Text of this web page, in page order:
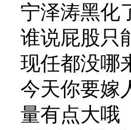
宁泽涛黑化
谁说屁股只
现任都没
今天你要嫁
量有点大哦